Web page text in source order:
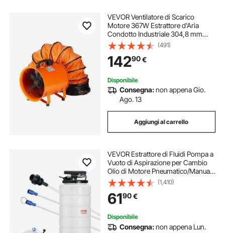
estrattore di canna di zucchero
estrattore di carrozzeria
estrattore ammaccature carrozzeria
VEVOR Ventilatore di Scarico
Motore 367W Estrattore d'Aria
Condotto Industriale 304,8 mm
Tubo di Scarico Volume d'Aria 2574
CFM Ventilatore di Scarico per
Estrarre Fumo Velocità 2800
giri/min
(491)
14290€
Disponibile
Consegna:non appena Gio.
Ago. 13
Aggiungi al carrello
VEVOR Estrattore di Fluidi Pompa a
Vuoto di Aspirazione per Cambio
Olio di Motore Pneumatico/Manuale
Capienza max. 15L, Estrattore per
Cambio Olio Pompa a Vuoto Kit
Evacuazione a Vuoto dei Fluidi Auto
(1,410)
6190€
Disponibile
Consegna:non appena Lun.